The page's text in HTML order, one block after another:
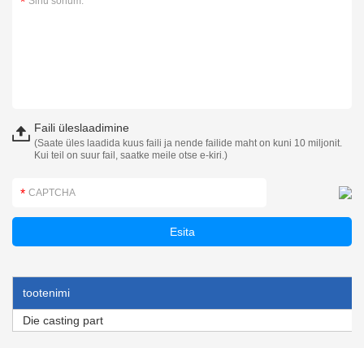
Faili üleslaadimine
(Saate üles laadida kuus faili ja nende failide maht on kuni 10 miljonit.
Kui teil on suur fail, saatke meile otse e-kiri.)
tootenimi
Die casting part